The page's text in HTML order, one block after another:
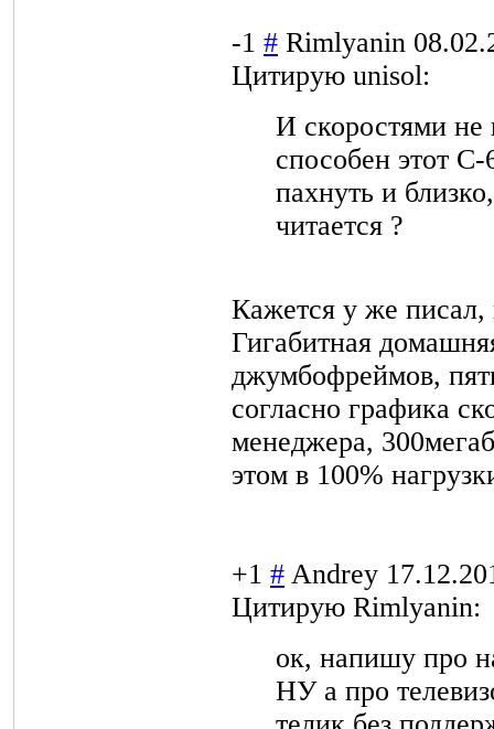
-1 # Rimlyanin
Цитирую unisol:
И скоростями не
способен этот
пахнуть и
читается ?
Кажется у же писал,
Гигабитная
джумбофреймов,
согласно графика
менеджера,
этом в 100%
+1 # Andrey
Цитирую Rimlyanin:
ок, напишу про
НУ а про